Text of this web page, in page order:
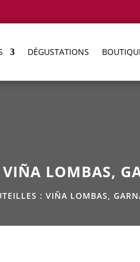
DÉGUSTATIONS
LOMBAS,
: VIÑA LOMBAS,